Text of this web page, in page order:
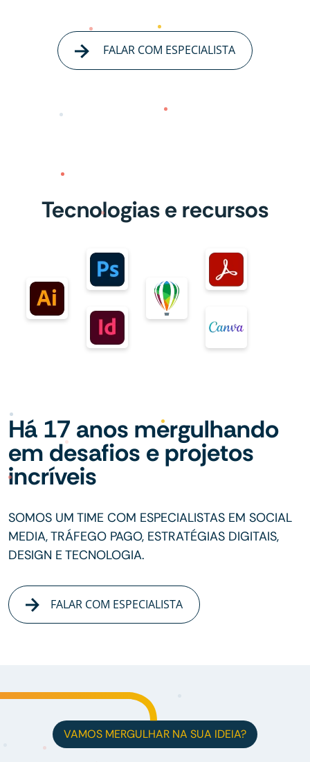
FALAR COM ESPECIALISTA
Tecnologias e recursos
Há 17 anos mergulhando
em desafios e projetos
incríveis
SOMOS UM TIME COM ESPECIALISTAS EM SOCIAL
MEDIA, TRÁFEGO PAGO, ESTRATÉGIAS DIGITAIS,
DESIGN E TECNOLOGIA.
FALAR COM ESPECIALISTA
VAMOS MERGULHAR NA SUA IDEIA?